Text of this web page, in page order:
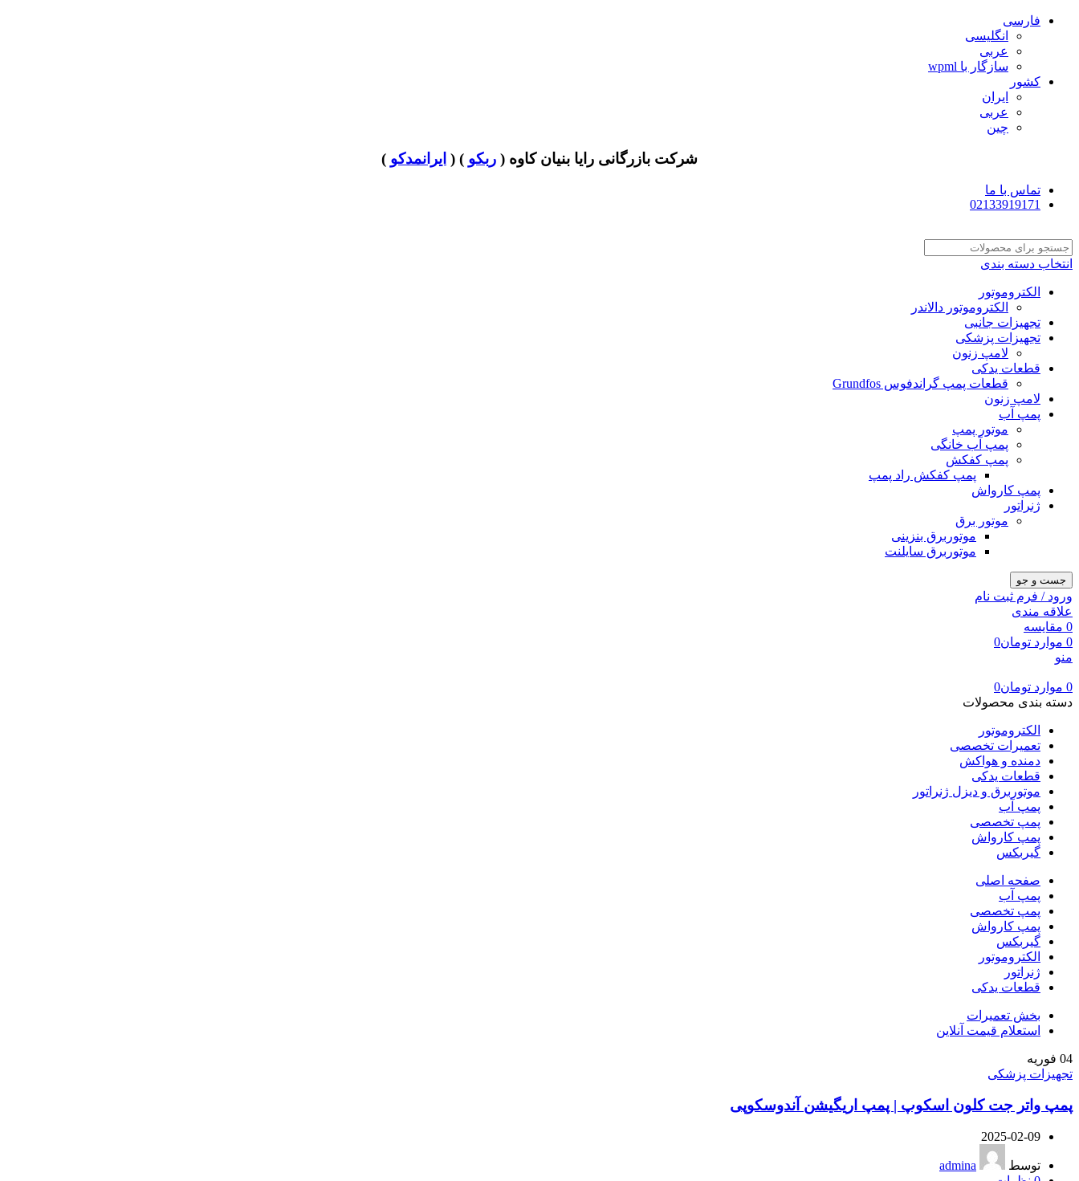
فارسی
انگلیسی
عربی
سازگار با wpml
کشور
ایران
عربی
چین
شرکت بازرگانی رایا بنیان کاوه ( ربکو ) ( ایرانمدکو )
تماس با ما
02133919171
انتخاب دسته بندی
الکتروموتور
الکتروموتور دالاندر
تجهیزات جانبی
تجهیزات پزشکی
لامپ زنون
قطعات یدکی
قطعات پمپ گراندفوس Grundfos
لامپ زنون
پمپ آب
موتور پمپ
پمپ آب خانگی
پمپ کفکش
پمپ کفکش راد پمپ
پمپ کارواش
ژنراتور
موتور برق
موتوربرق بنزینی
موتوربرق سایلنت
جست و جو
ورود / فرم ثبت نام
علاقه مندی
0 مقایسه
0 موارد تومان0
منو
0 موارد تومان0
دسته بندی محصولات
الکتروموتور
تعمیرات تخصصی
دمنده و هواکش
قطعات یدکی
موتوربرق و دیزل ژنراتور
پمپ آب
پمپ تخصصی
پمپ کارواش
گیربکس
صفحه اصلی
پمپ آب
پمپ تخصصی
پمپ کارواش
گیربکس
الکتروموتور
ژنراتور
قطعات یدکی
بخش تعمیرات
استعلام قیمت آنلاین
04 فوریه
تجهیزات پزشکی
پمپ واتر جت کلون اسکوپ | پمپ اریگیشن آندوسکوپی
2025-02-09
توسط
admina